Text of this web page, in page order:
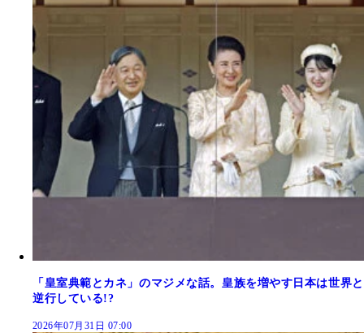
「皇室典範とカネ」のマジメな話。皇族を増やす日本は世界と
逆行している!?
2026年07月31日 07:00